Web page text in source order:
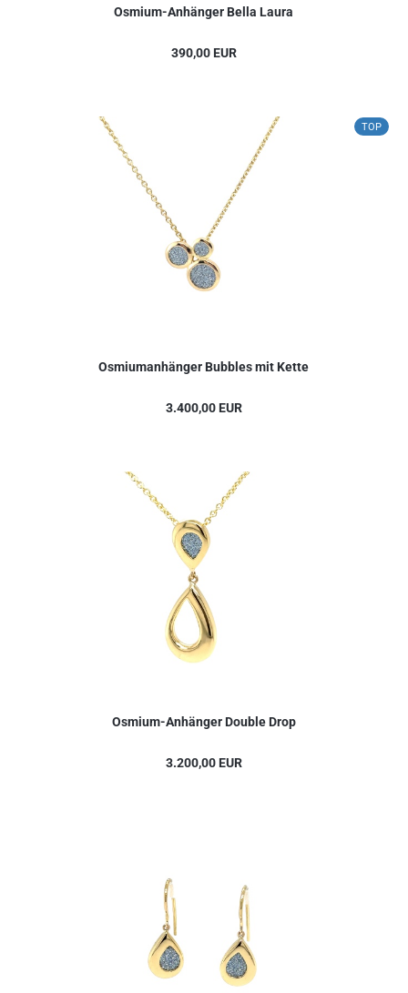
Osmium-Anhänger Bella Laura
390,00 EUR
TOP
Osmiumanhänger Bubbles mit Kette
3.400,00 EUR
Osmium-Anhänger Double Drop
3.200,00 EUR